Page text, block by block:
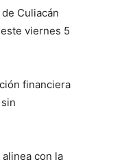
Culiacán
viernes 5
financiera
con la